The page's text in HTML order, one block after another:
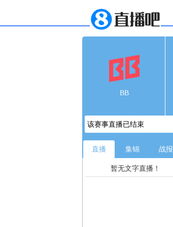
BB
该赛事直播已结束
直播 集锦 战报
暂无文字直播！